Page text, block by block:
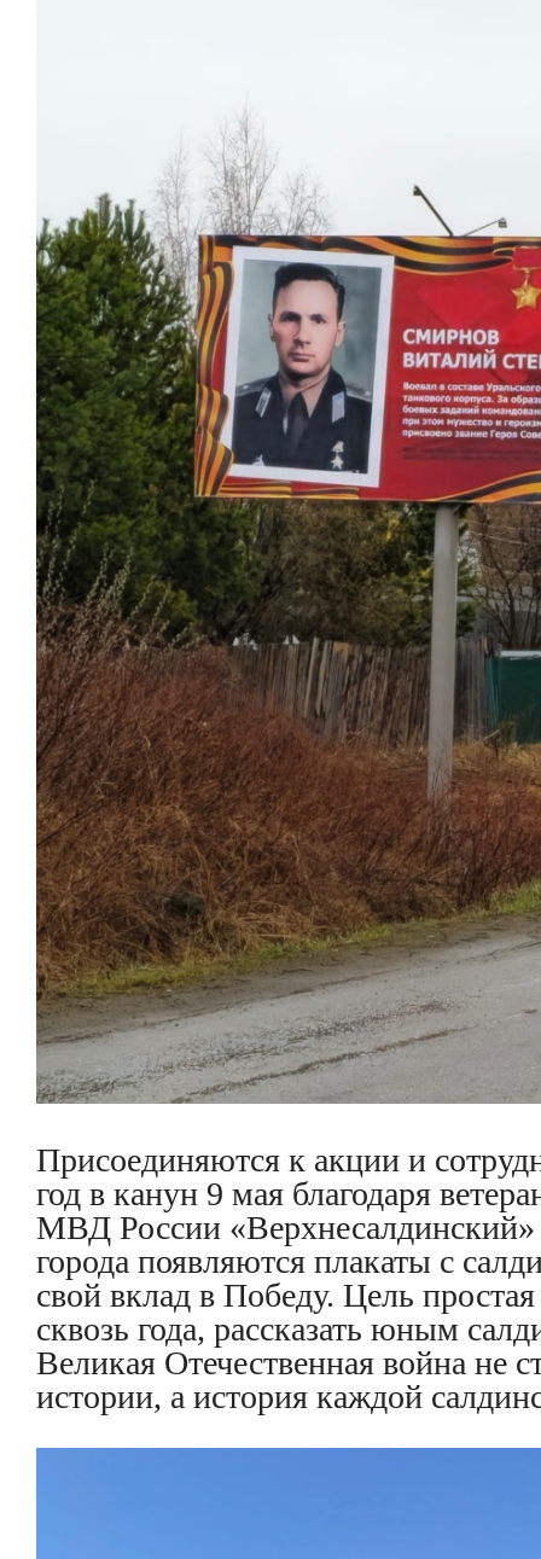
Присоединяются к акции и
год в канун 9 мая благодаря
МВД России «Верхнесалдинский»
города появляются плакаты с
свой вклад в Победу. Цель
сквозь года, рассказать юным
Великая Отечественная война не
истории, а история каждой